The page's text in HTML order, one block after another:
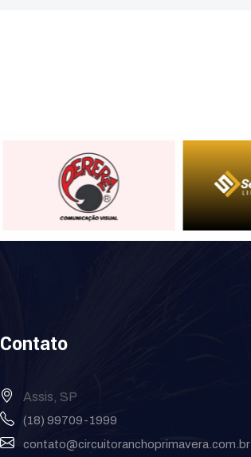
Contato
Assis, SP
(18) 99709-1999
contato@circuitoranchoprimavera.com.br